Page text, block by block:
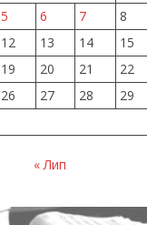
5 6 7 8
12 13 14 15
19 20 21 22
26 27 28 29
« Лип